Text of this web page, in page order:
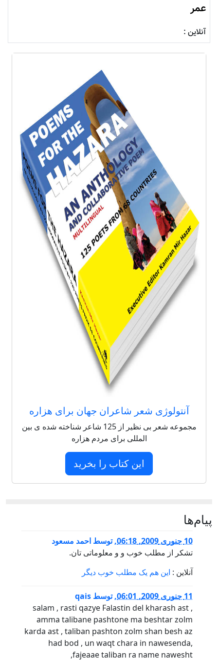
عمر
آنلاین :
آنتولوژی شعر شاعران جهان برای هزاره
مجموعه شعر بی نظیر از 125 شاعر شناخته شده ی بین
المللی برای مردم هزاره
این کتاب را بخرید
پيام‌ها
10 جنوری 2009, 06:18 ,توسط احمد مسعود
تشکر از مطلب خوب و و معلوماتی تان.
آنلاین : این هم یک مطلب خوب دیگر
11 جنوری 2009, 06:01 ,توسط qais
salam , rasti qazye Falastin del kharash ast ,
amma talibane pashtone ma beshtar zolm
karda ast , taliban pashton zolm shan besh az
had bod , un waqt chara in nawesenda,
fajeaae taliban ra name nawesht,